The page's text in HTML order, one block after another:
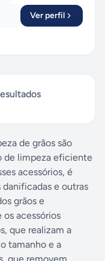
Ver perfil
de grãos são
de limpeza eficiente
acessórios, é
e outras
grãos e
acessórios
que realizam a
tamanho e a